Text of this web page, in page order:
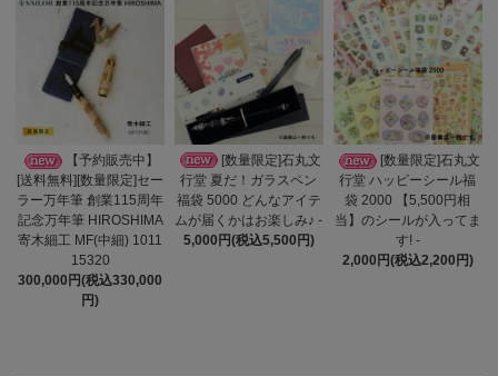
【予約販売中】
[送料無料][数量限定]セー
ラー万年筆 創業115周年
記念万年筆 HIROSHIMA
寄木細工 MF(中細) 1011
15320
300,000円(税込330,000
円)
[数量限定]石丸文
行堂 夏だ！ガラスペン
福袋 5000 どんなアイテ
ムが届くかはお楽しみ♪ -
5,000円(税込5,500円)
[数量限定]石丸文
行堂 ハッピーシール福
袋 2000 【5,500円相
当】のシールが入ってま
す! -
2,000円(税込2,200円)